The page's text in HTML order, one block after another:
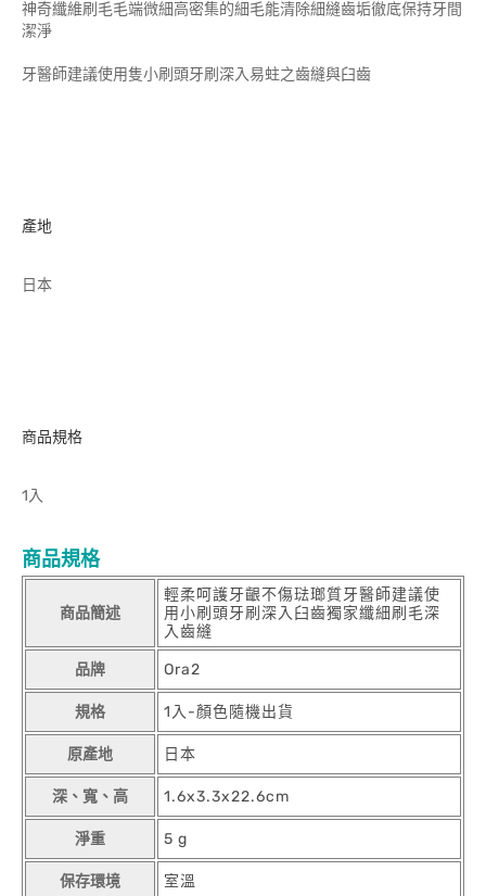
神奇纖維刷毛毛端微細高密集的細毛能清除細縫齒垢徹底保持牙間
潔淨
牙醫師建議使用隻小刷頭牙刷深入易蛀之齒縫與臼齒
產地
日本
商品規格
1入
商品規格
商品簡述
輕柔呵護牙齦不傷琺瑯質牙醫師建議使
用小刷頭牙刷深入臼齒獨家纖細刷毛深
入齒縫
品牌 Ora2
規格 1入-顏色隨機出貨
原產地 日本
深、寬、高 1.6x3.3x22.6cm
淨重 5 g
保存環境 室溫